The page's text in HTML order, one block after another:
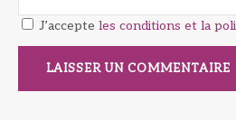
J’accepte les conditions et la